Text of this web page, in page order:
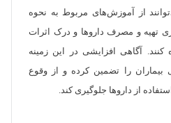
از آموزش‌های مربوط به نحوه
تهیه و مصرف داروها و درک اثرات
کنند. آگاهی افزایشی در این زمینه
بیماران را تضمین کرده و از وقوع
از داروها جلوگیری کند.